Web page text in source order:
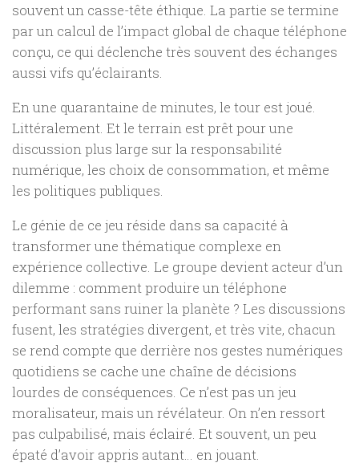
souvent un casse-tête éthique. La partie se termine
par un calcul de l’impact global de chaque téléphone
conçu, ce qui déclenche très souvent des échanges
aussi vifs qu’éclairants.
En une quarantaine de minutes, le tour est joué.
Littéralement. Et le terrain est prêt pour une
discussion plus large sur la responsabilité
numérique, les choix de consommation, et même
les politiques publiques.
Le génie de ce jeu réside dans sa capacité à
transformer une thématique complexe en
expérience collective. Le groupe devient acteur d’un
dilemme : comment produire un téléphone
performant sans ruiner la planète ? Les discussions
fusent, les stratégies divergent, et très vite, chacun
se rend compte que derrière nos gestes numériques
quotidiens se cache une chaîne de décisions
lourdes de conséquences. Ce n’est pas un jeu
moralisateur, mais un révélateur. On n’en ressort
pas culpabilisé, mais éclairé. Et souvent, un peu
épaté d’avoir appris autant… en jouant.